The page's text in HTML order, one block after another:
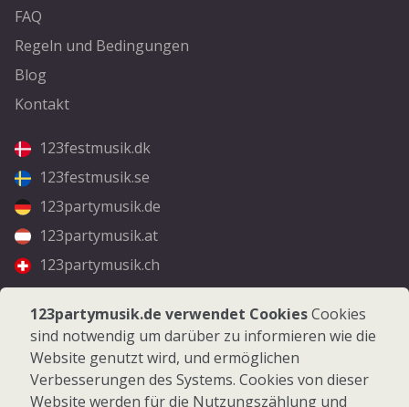
FAQ
Regeln und Bedingungen
Blog
Kontakt
123festmusik.dk
123festmusik.se
123partymusik.de
123partymusik.at
123partymusik.ch
Folgen Sie uns
Facebook
Instagram
123partymusik.de verwendet CookiesCookies
sind notwendig um darüber zu informieren wie die
Website genutzt wird, und ermöglichen
Verbesserungen des Systems. Cookies von dieser
Website werden für die Nutzungszählung und